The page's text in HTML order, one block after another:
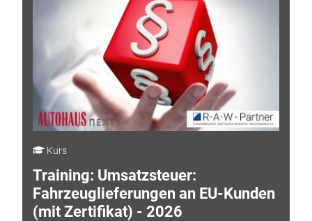
Kurs
Training: Umsatzsteuer:
Fahrzeuglieferungen an EU-Kunden
(mit Zertifikat) - 2026